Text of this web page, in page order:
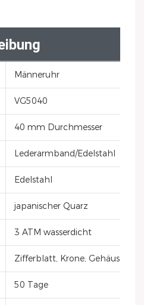
Männeruhr
VG5040
40 mm Durchmesser
Lederarmband/Edelstahl
Edelstahl
japanischer Quarz
3 ATM wasserdicht
Zifferblatt, Krone,
50 Tage